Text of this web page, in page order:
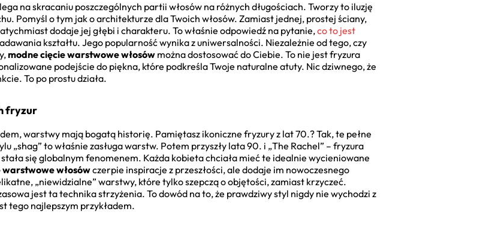
na skracaniu poszczególnych partii włosów na różnych długościach. Tworzy to iluzję
Pomyśl o tym jak o architekturze dla Twoich włosów. Zamiast jednej, prostej ściany,
dodaje jej głębi i charakteru. To właśnie odpowiedź na pytanie,co to jest
kształtu. Jego popularność wynika z uniwersalności. Niezależnie od tego, czy
modne cięcie warstwowe włosów można dostosować do Ciebie. To nie jest fryzura
podejście do piękna, które podkreśla Twoje naturalne atuty. Nic dziwnego, że
To po prostu działa.
fryzur
warstwy mają bogatą historię. Pamiętasz ikoniczne fryzury z lat 70.? Tak, te pełne
„shag” to właśnie zasługa warstw. Potem przyszły lata 90. i „The Rachel” – fryzura
się globalnym fenomenem. Każda kobieta chciała mieć te idealnie wycieniowane
warstwowe włosówczerpie inspiracje z przeszłości, ale dodaje im nowoczesnego
„niewidzialne” warstwy, które tylko szepczą o objętości, zamiast krzyczeć.
jest ta technika strzyżenia. To dowód na to, że prawdziwy styl nigdy nie wychodzi z
tego najlepszym przykładem.